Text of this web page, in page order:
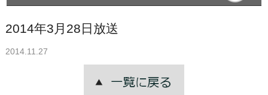
2014年3月28日放送
2014.11.27